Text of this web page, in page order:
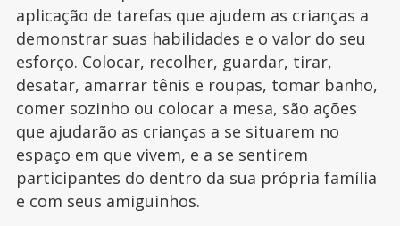
aplicação de tarefas que ajudem as crianças a
demonstrar suas habilidades e o valor do seu
esforço. Colocar, recolher, guardar, tirar,
desatar, amarrar tênis e roupas, tomar banho,
comer sozinho ou colocar a mesa, são ações
que ajudarão as crianças a se situarem no
espaço em que vivem, e a se sentirem
participantes do dentro da sua própria família
e com seus amiguinhos.